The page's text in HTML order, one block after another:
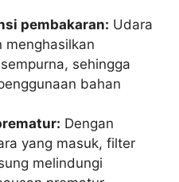
pembakaran: Udara
menghasilkan
sehingga
bahan
Dengan
yang masuk, filter
melindungi